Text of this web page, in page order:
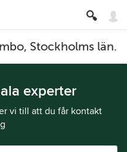
Stockholms län.
experter
vi till att du får kontakt